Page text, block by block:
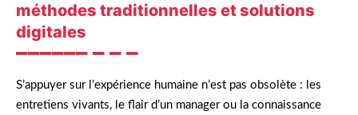
méthodes traditionnelles et solutions
digitales
S’appuyer sur l’expérience humaine n’est pas obsolète : les
entretiens vivants, le flair d’un manager ou la connaissance